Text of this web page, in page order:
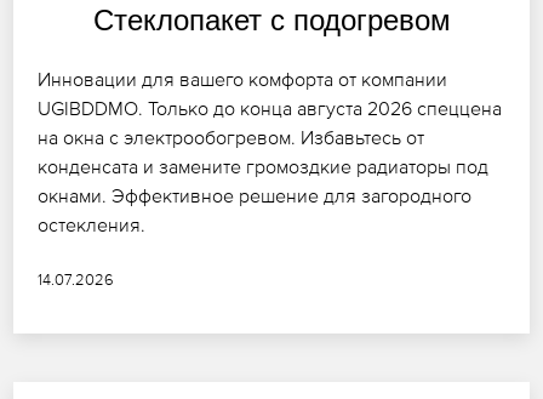
Стеклопакет с подогревом
Инновации для вашего комфорта от компании
UGIBDDMO. Только до конца августа 2026 спеццена
на окна с электрообогревом. Избавьтесь от
конденсата и замените громоздкие радиаторы под
окнами. Эффективное решение для загородного
остекления.
14.07.2026